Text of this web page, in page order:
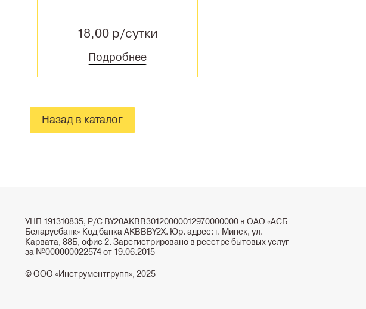
Подробнее
18,00 р/сутки
Назад в каталог
УНП 191310835, Р/С BY20AKBB30120000012970000000 в ОАО «АСБ
Беларусбанк» Код банка AKBBBY2X. Юр. адрес: г. Минск, ул.
Карвата, 88Б, офис 2. Зарегистрировано в реестре бытовых услуг
за №000000022574 от 19.06.2015
© ООО «Инструментгрупп», 2025